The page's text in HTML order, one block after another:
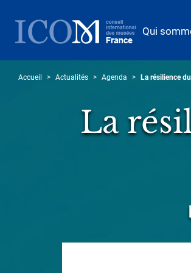
contenu
principal
Qui
Accueil Actualités Agenda La résilience
La